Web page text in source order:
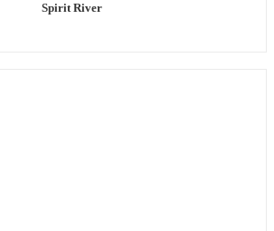
Spirit River